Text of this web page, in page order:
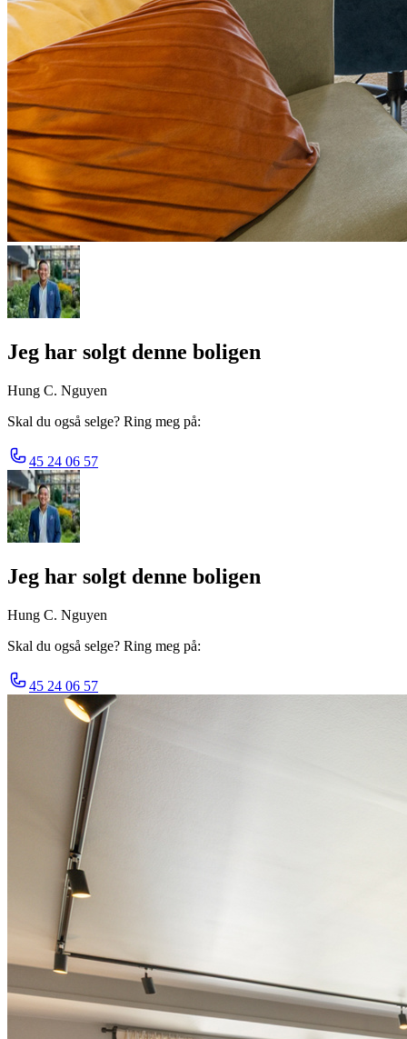
Jeg har solgt denne boligen
Hung C. Nguyen
Skal du også selge? Ring meg på:
45 24 06 57
Jeg har solgt denne boligen
Hung C. Nguyen
Skal du også selge? Ring meg på:
45 24 06 57